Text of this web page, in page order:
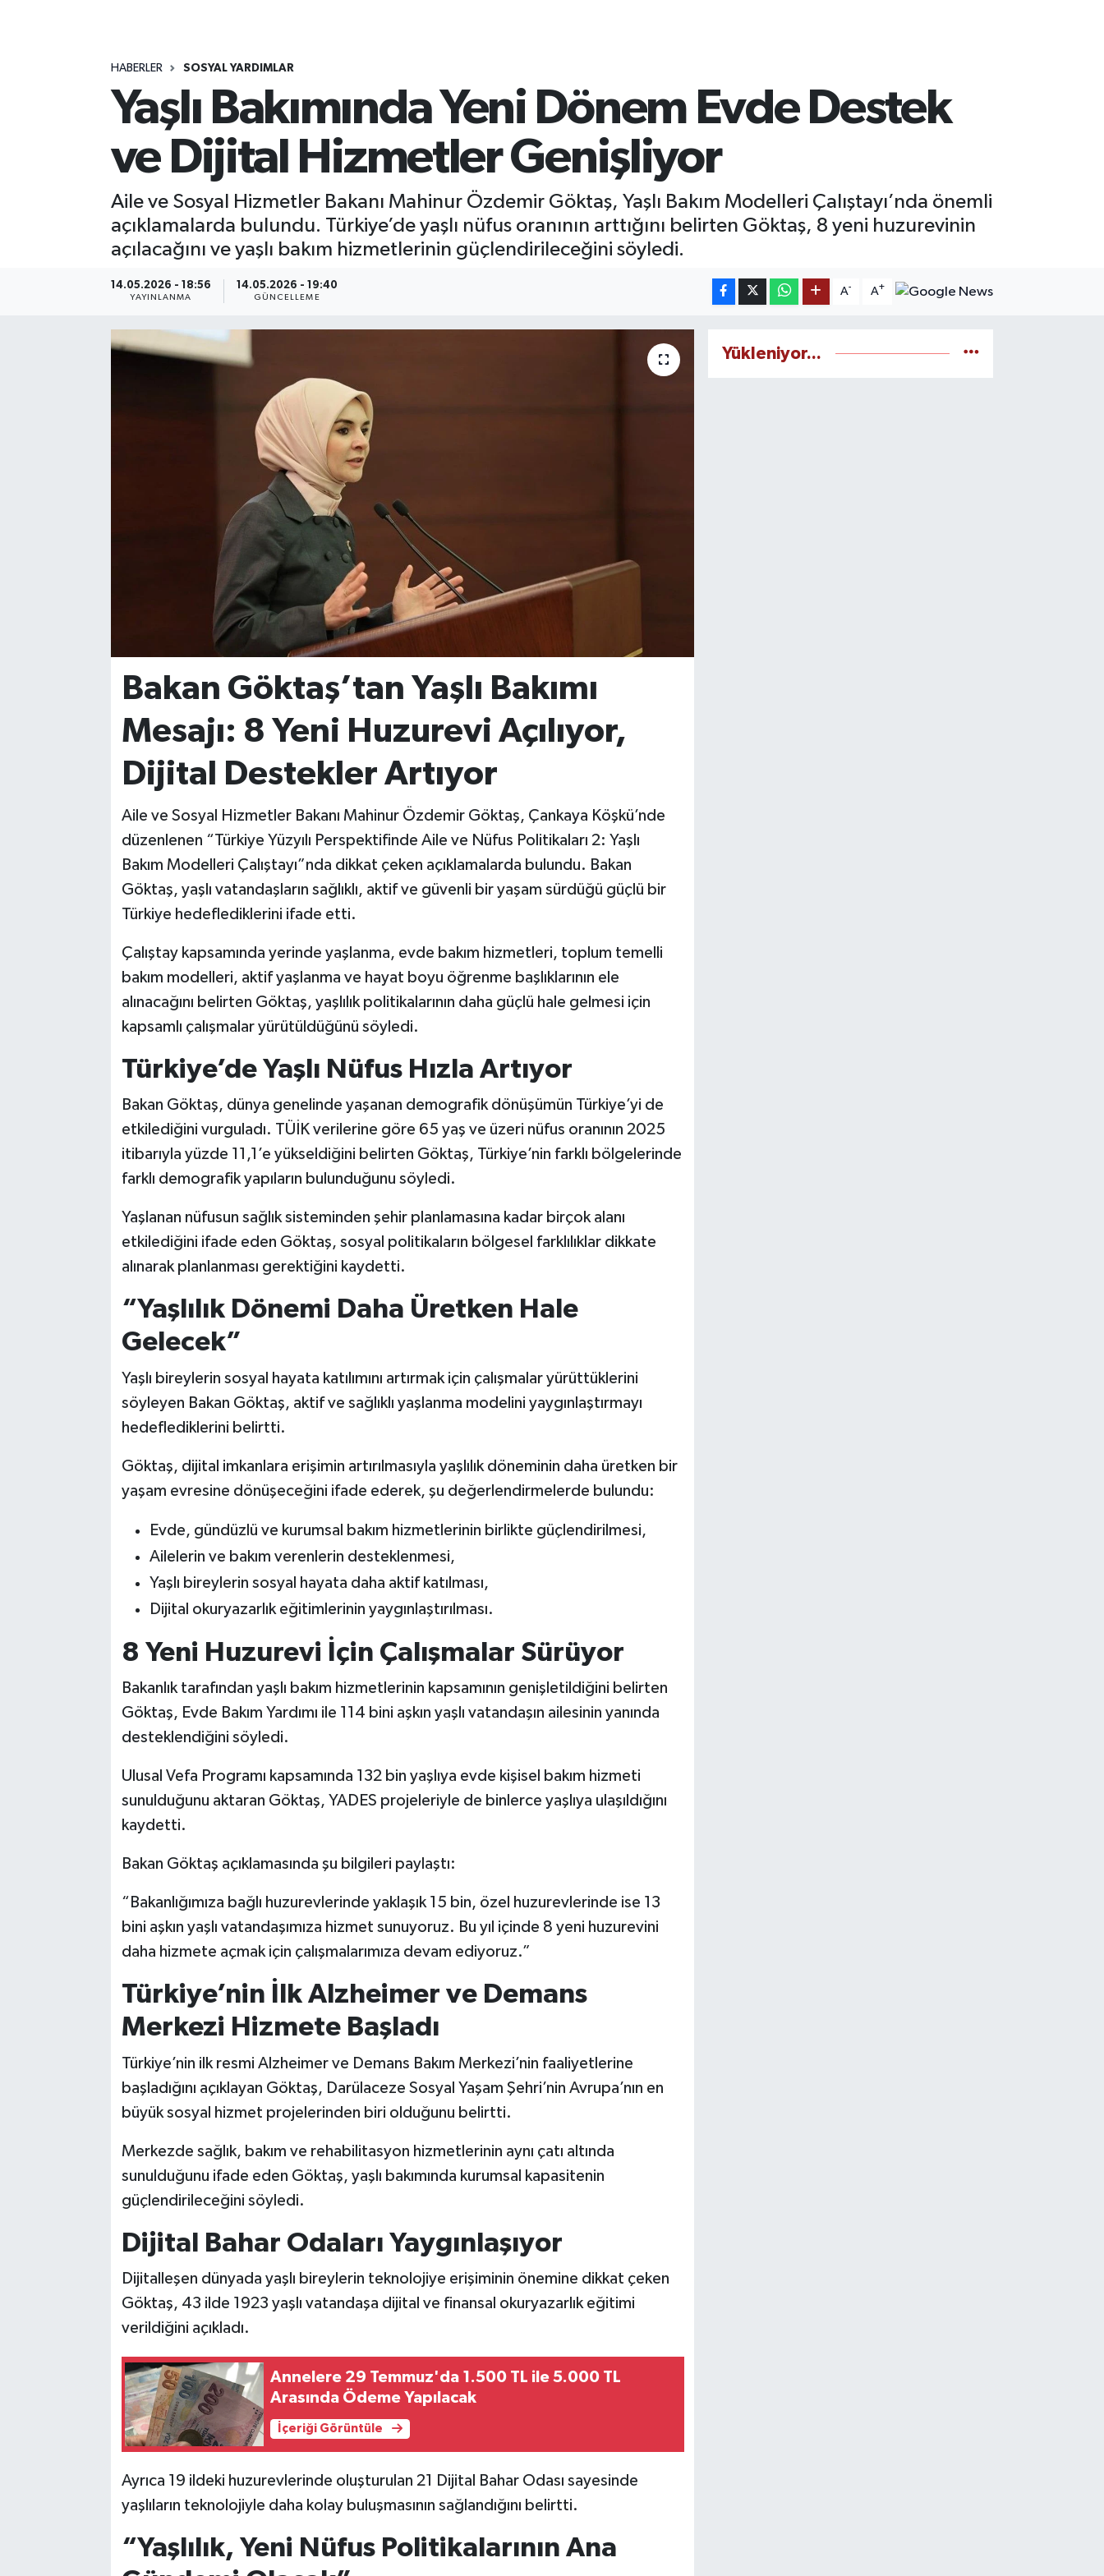
HABERLER SOSYAL YARDIMLAR
Yaşlı Bakımında Yeni Dönem Evde Destek
ve Dijital Hizmetler Genişliyor
Aile ve Sosyal Hizmetler Bakanı Mahinur Özdemir Göktaş, Yaşlı Bakım Modelleri Çalıştayı’nda önemli
açıklamalarda bulundu. Türkiye’de yaşlı nüfus oranının arttığını belirten Göktaş, 8 yeni huzurevinin
açılacağını ve yaşlı bakım hizmetlerinin güçlendirileceğini söyledi.
14.05.2026 - 18:56
YAYINLANMA
14.05.2026 - 19:40
GÜNCELLEME
A- A+
Bakan Göktaş’tan Yaşlı Bakımı
Mesajı: 8 Yeni Huzurevi Açılıyor,
Dijital Destekler Artıyor
Aile ve Sosyal Hizmetler Bakanı Mahinur Özdemir Göktaş, Çankaya Köşkü’nde
düzenlenen “Türkiye Yüzyılı Perspektifinde Aile ve Nüfus Politikaları 2: Yaşlı
Bakım Modelleri Çalıştayı”nda dikkat çeken açıklamalarda bulundu. Bakan
Göktaş, yaşlı vatandaşların sağlıklı, aktif ve güvenli bir yaşam sürdüğü güçlü bir
Türkiye hedeflediklerini ifade etti.
Çalıştay kapsamında yerinde yaşlanma, evde bakım hizmetleri, toplum temelli
bakım modelleri, aktif yaşlanma ve hayat boyu öğrenme başlıklarının ele
alınacağını belirten Göktaş, yaşlılık politikalarının daha güçlü hale gelmesi için
kapsamlı çalışmalar yürütüldüğünü söyledi.
Türkiye’de Yaşlı Nüfus Hızla Artıyor
Bakan Göktaş, dünya genelinde yaşanan demografik dönüşümün Türkiye’yi de
etkilediğini vurguladı. TÜİK verilerine göre 65 yaş ve üzeri nüfus oranının 2025
itibarıyla yüzde 11,1’e yükseldiğini belirten Göktaş, Türkiye’nin farklı bölgelerinde
farklı demografik yapıların bulunduğunu söyledi.
Yaşlanan nüfusun sağlık sisteminden şehir planlamasına kadar birçok alanı
etkilediğini ifade eden Göktaş, sosyal politikaların bölgesel farklılıklar dikkate
alınarak planlanması gerektiğini kaydetti.
“Yaşlılık Dönemi Daha Üretken Hale
Gelecek”
Yaşlı bireylerin sosyal hayata katılımını artırmak için çalışmalar yürüttüklerini
söyleyen Bakan Göktaş, aktif ve sağlıklı yaşlanma modelini yaygınlaştırmayı
hedeflediklerini belirtti.
Göktaş, dijital imkanlara erişimin artırılmasıyla yaşlılık döneminin daha üretken bir
yaşam evresine dönüşeceğini ifade ederek, şu değerlendirmelerde bulundu:
Evde, gündüzlü ve kurumsal bakım hizmetlerinin birlikte güçlendirilmesi,
Ailelerin ve bakım verenlerin desteklenmesi,
Yaşlı bireylerin sosyal hayata daha aktif katılması,
Dijital okuryazarlık eğitimlerinin yaygınlaştırılması.
8 Yeni Huzurevi İçin Çalışmalar Sürüyor
Bakanlık tarafından yaşlı bakım hizmetlerinin kapsamının genişletildiğini belirten
Göktaş, Evde Bakım Yardımı ile 114 bini aşkın yaşlı vatandaşın ailesinin yanında
desteklendiğini söyledi.
Ulusal Vefa Programı kapsamında 132 bin yaşlıya evde kişisel bakım hizmeti
sunulduğunu aktaran Göktaş, YADES projeleriyle de binlerce yaşlıya ulaşıldığını
kaydetti.
Bakan Göktaş açıklamasında şu bilgileri paylaştı:
“Bakanlığımıza bağlı huzurevlerinde yaklaşık 15 bin, özel huzurevlerinde ise 13
bini aşkın yaşlı vatandaşımıza hizmet sunuyoruz. Bu yıl içinde 8 yeni huzurevini
daha hizmete açmak için çalışmalarımıza devam ediyoruz.”
Türkiye’nin İlk Alzheimer ve Demans
Merkezi Hizmete Başladı
Türkiye’nin ilk resmi Alzheimer ve Demans Bakım Merkezi’nin faaliyetlerine
başladığını açıklayan Göktaş, Darülaceze Sosyal Yaşam Şehri’nin Avrupa’nın en
büyük sosyal hizmet projelerinden biri olduğunu belirtti.
Merkezde sağlık, bakım ve rehabilitasyon hizmetlerinin aynı çatı altında
sunulduğunu ifade eden Göktaş, yaşlı bakımında kurumsal kapasitenin
güçlendirileceğini söyledi.
Dijital Bahar Odaları Yaygınlaşıyor
Dijitalleşen dünyada yaşlı bireylerin teknolojiye erişiminin önemine dikkat çeken
Göktaş, 43 ilde 1923 yaşlı vatandaşa dijital ve finansal okuryazarlık eğitimi
verildiğini açıkladı.
Annelere 29 Temmuz'da 1.500 TL ile 5.000 TL
Arasında Ödeme Yapılacak
İçeriği Görüntüle
Ayrıca 19 ildeki huzurevlerinde oluşturulan 21 Dijital Bahar Odası sayesinde
yaşlıların teknolojiyle daha kolay buluşmasının sağlandığını belirtti.
“Yaşlılık, Yeni Nüfus Politikalarının Ana
Yükleniyor...
ÖZEL HABER
RESMİ İLANLAR
SOSYAL YARDIMLAR
SPONSORLU YAZI